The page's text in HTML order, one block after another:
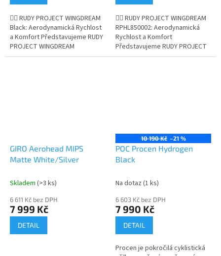
🚴‍♂️ RUDY PROJECT WINGDREAM
Black: Aerodynamická Rychlost
a Komfort Představujeme RUDY
PROJECT WINGDREAM
RPHL850002 – špičkovou
🚴‍♂️ RUDY PROJECT WINGDREAM
RPHL850002: Aerodynamická
Rychlost a Komfort
Představujeme RUDY PROJECT
WINGDREAM RPHL850002 –
GIRO Aerohead MIPS
Matte White/Silver
Skladem (>3 ks)
6 611 Kč bez DPH
7 999 Kč
DETAIL
10 190 Kč –21 %
POC Procen Hydrogen
Black
Na dotaz (1 ks)
6 603 Kč bez DPH
7 990 Kč
DETAIL
Procen je pokročilá cyklistická